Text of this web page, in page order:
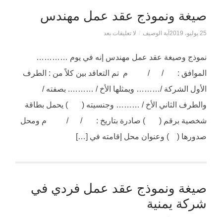
صيغة ونموذج عقد عمل مهندس
25 يوليو، 2019 آية الوصيف / لا تعليقات بعد
نموذج وصيغة عقد عمل مهندس إنه في يوم …………
الموافق : / / م تم التعاقد بين كلاً من : الطرف
الأول الشركة /……… ويمثلها الأخ / ………. بصفته /
والطرف الثاني الأخ / ……… وجنسيته ( ) يحمل بطاقة
شخصية برقم ( ) صادرة بتاريخ : / / م ومحل
صدورها ( ) وعنوان محل إقامته في […]
صيغة ونموذج عقد عمل فردي في
شركة يمنية